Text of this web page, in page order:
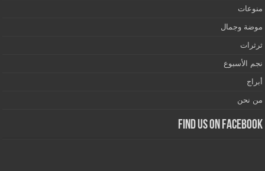
منوعات
موضة وجمال
ثرثرات
نجم الأسبوع
أبراج
من نحن
Find us on Facebook